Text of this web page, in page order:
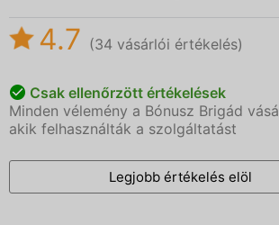
4.7 (34 vásárlói értékelés)
Csak ellenőrzött értékelések
Minden vélemény a Bónusz Brigád
akik felhasználták a szolgáltatást
Legjobb értékelés elöl